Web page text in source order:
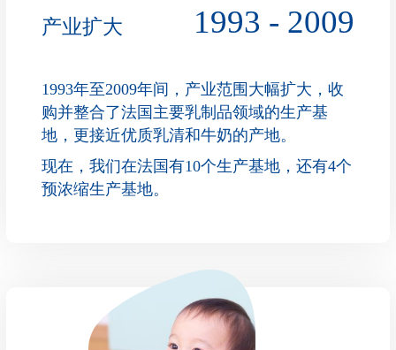
产业扩大 1993 - 2009
1993年至2009年间，产业范围大幅扩大，收
购并整合了法国主要乳制品领域的生产基
地，更接近优质乳清和牛奶的产地。
现在，我们在法国有10个生产基地，还有4个
预浓缩生产基地。